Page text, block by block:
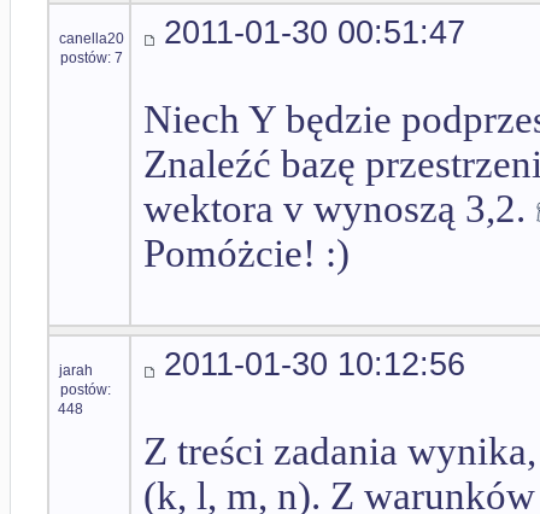
canella20
postów: 7
2011-01-30 00:51:47
Niech Y będzie
Znaleźć bazę
wektora v wynoszą 3,2.
Pomóżcie! :)
jarah
postów:
448
2011-01-30 10:12:56
Z treści zadania
(k, l, m, n). Z